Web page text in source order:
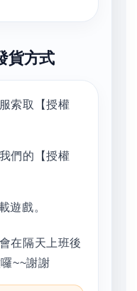
貨方式
索取【授權
們的【授權
遊戲。
在隔天上班後
~~謝謝